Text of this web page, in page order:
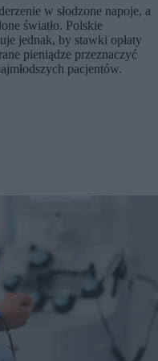
w słodzone napoje, a
światło. Polskie
jednak, by stawki opłaty
pieniądze przeznaczyć
pacjentów.